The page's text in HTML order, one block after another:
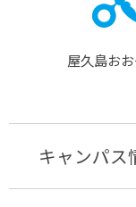
屋久島お
キャンパス